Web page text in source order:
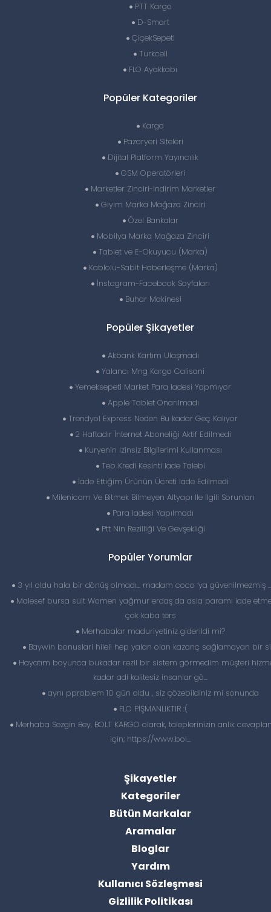
PTT Kargo
D-Smart
ÇiçekSepeti
Turkcell
FLO Ayakkabı
Popüler Kategoriler
Kargo
Pazaryeri Siteleri
Dijital Platform Yayıncılık
GSM Operatörleri
Marketler Zinciri-İndirim Marketler
Giyim Marka Mağaza Zinciri
Özel Bankalar
Mobilya Marka Mağaza Zinciri
Tablet ve E-Okuyucu (Marka)
Kablolu-Sabit Haberleşme (Marka)
İnstagram-Facebook Sayfaları
Buhar Makinesi
Popüler Şikayetler
Akbank Kartım Ulaşmadı
Yalancı Mng Kargo Calisani
Yemeksepeti Market Para Iadesi Yapmıyor
Apple Tablet Onarılmadı
Trendyol Express Neden Bu kadar Geç Kalıyor
2 Haftadır İnternet Aboneliği Aktif Edilmedi
Kuryenin Izinsiz Bilgilerimi Kullanması
Teb Kredi Kesinti Iade Talebi
İade Ettiğim Ürünün Ücreti Iade Edilmedi
Milenicom Ve Bitmek Bilmeyen Altyapı Ile Ilgili Sorunları
Para Iadesi Yapılmadı
Ptt Nin Rezilliği Ve Gevşekliği
Popüler Yorumlar
3 yıl oldu hala bir dönüş olmadı… madam coco ‘ya güvenilmezmiş
Malesef bursa suit Women yağmur erdaş da asla paramı iade
çok kaba ters
Merhabalar maduriyetiniz giderildi mi?
Baywin bonuslari hileli hep yalan olan kazanç sağlamayan bir
Hayatım boyunca bukadar rezil bir sistem görmedim müşteri
kadar adi kalitesiz insanlar gö...
aynı pproblem 10 gün oldu , siz çözebildiniz mi sonunda
FLO PİŞMANLIKTIR :(
Merhaba Sezgin Bey, BOLT KARGO olarak, taleplerinizin anlık
için; https://www.bol...
Şikayetler
Kategoriler
Bütün Markalar
Aramalar
Bloglar
Yardım
Kullanıcı Sözleşmesi
Gizlilik Politikası